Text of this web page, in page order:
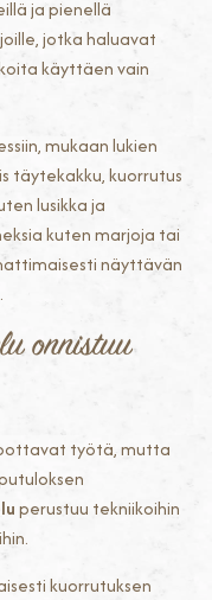
ja pienellä
jotka haluavat
käyttäen vain
mukaan lukien
täytekakku, kuorrutus
lusikka ja
kuten marjoja tai
näyttävän
onnistuu
työtä, mutta
perustuu tekniikoihin
kuorrutuksen